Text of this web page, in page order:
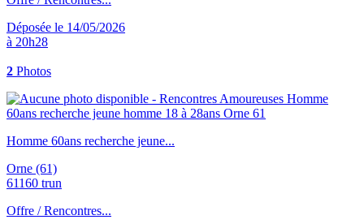
Déposée le 14/05/2026
à 20h28
2 Photos
Homme 60ans recherche jeune...
Orne (61)
61160 trun
Offre / Rencontres...